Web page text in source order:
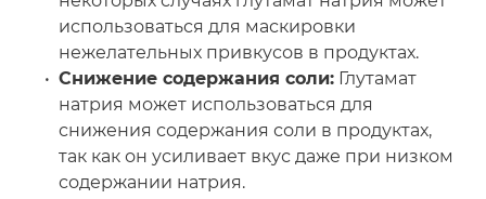
использоваться для маскировки
нежелательных привкусов в продуктах.
Снижение содержания соли:Глутамат
натрия может использоваться для
снижения содержания соли в продуктах,
так как он усиливает вкус даже при низком
содержании натрия.